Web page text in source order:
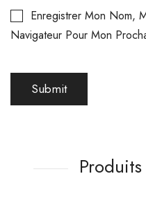
Enregistrer Mon Nom,
Navigateur Pour Mon